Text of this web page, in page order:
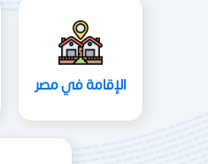
الإقامة في مصر